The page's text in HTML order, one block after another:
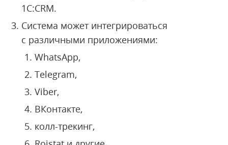
1С:CRM.
Система может интегрироваться
с различными приложениями:
WhatsApp,
Telegram,
Viber,
ВКонтакте,
колл-трекинг,